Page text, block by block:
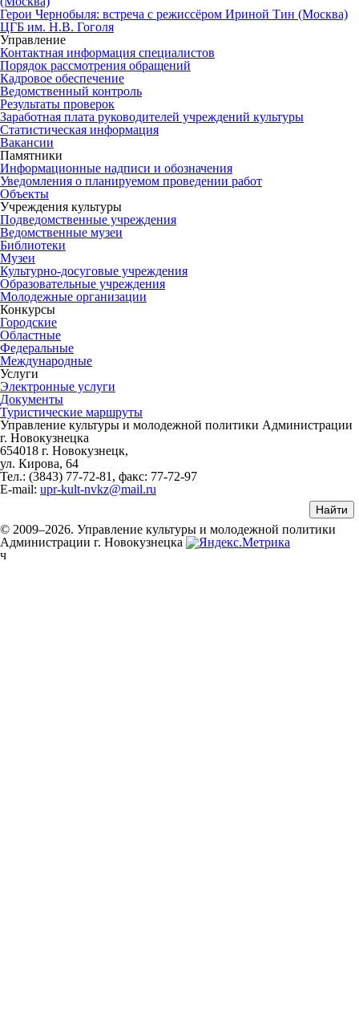
Герои Чернобыля: встреча с режиссёром Ириной Тин (Москва)
ЦГБ им. Н.В. Гоголя
Управление
Контактная информация специалистов
Порядок рассмотрения обращений
Кадровое обеспечение
Ведомственный контроль
Результаты проверок
Заработная плата руководителей учреждений культуры
Статистическая информация
Вакансии
Памятники
Информационные надписи и обозначения
Уведомления о планируемом проведении работ
Объекты
Учреждения культуры
Подведомственные учреждения
Ведомственные музеи
Библиотеки
Музеи
Культурно-досуговые учреждения
Образовательные учреждения
Молодежные организации
Конкурсы
Городские
Областные
Федеральные
Международные
Услуги
Электронные услуги
Документы
Туристические маршруты
Управление культуры и молодежной политики Администрации
г. Новокузнецка
654018 г. Новокузнецк,
ул. Кирова, 64
Тел.: (3843) 77-72-81 , факс: 77-72-97
E-mail: upr-kult-nvkz@mail.ru
© 2009–2026. Управление культуры и молодежной политики
Администрации г. Новокузнецка
ч